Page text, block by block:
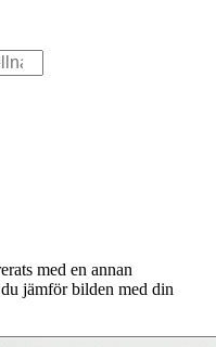
med en annan
jämför bilden med din